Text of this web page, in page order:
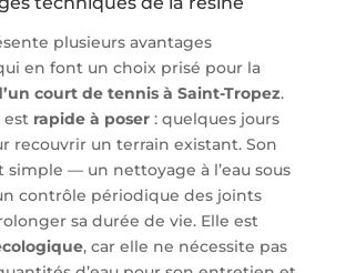
plusieurs avantages
en font un choix prisé pour la
court de tennis à Saint-Tropez.
est rapide à poser: quelques jours
recouvrir un terrain existant. Son
— un nettoyage à l’eau sous
contrôle périodique des joints
sa durée de vie. Elle est
, car elle ne nécessite pas